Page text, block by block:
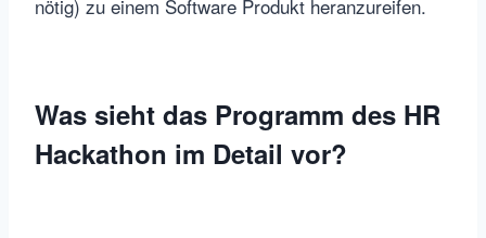
nötig) zu einem Software Produkt heranzureifen.
Was sieht das Programm des HR
Hackathon im Detail vor?